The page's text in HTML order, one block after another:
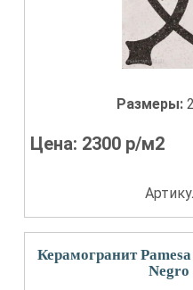
Размеры:
Цена: 2300 р/м2
Керамогранит
Negro